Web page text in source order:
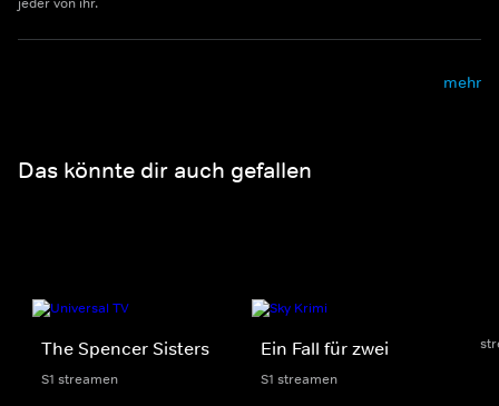
mehr
Das könnte dir auch gefallen
The Spencer Sisters
S1 streamen
Ein Fall für zwei
S1 streamen